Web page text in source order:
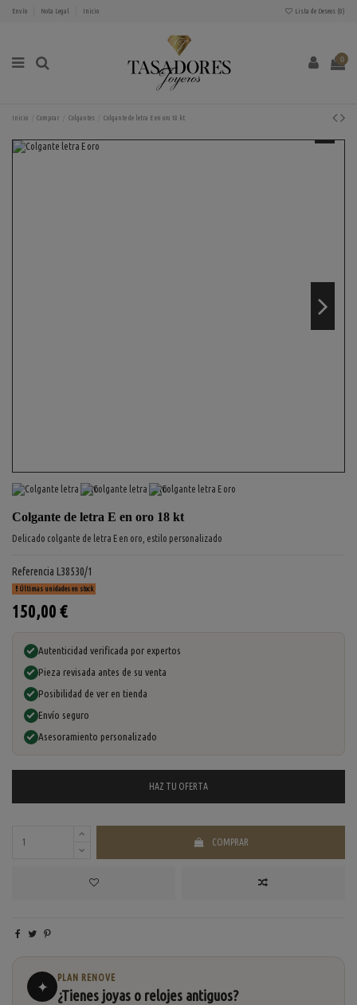
Envío Nota Legal Inicio Lista de Deseos (0)
0
Inicio Comprar Colgantes Colgante de letra E en oro 18 kt
Colgante de letra E en oro 18 kt
Delicado colgante de letra E en oro, estilo personalizado
Referencia L38530/1
Últimas unidades en stock
150,00 €
Autenticidad verificada por expertos
Pieza revisada antes de su venta
Posibilidad de ver en tienda
Envío seguro
Asesoramiento personalizado
HAZ TU OFERTA
COMPRAR
✦
PLAN RENOVE
¿Tienes joyas o relojes antiguos?